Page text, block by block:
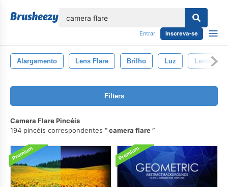
Entrar Inscreva-se
Alargamento Lens Flare Brilho Luz Lente
Filters
Camera Flare Pincéis
194 pincéis correspondentes
camera flare